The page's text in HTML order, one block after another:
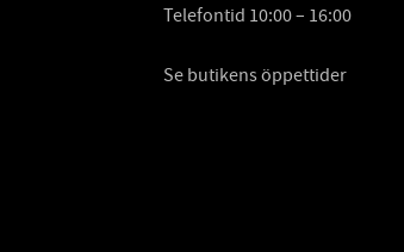
Telefontid 10:00 – 16:00
Se butikens öppettider